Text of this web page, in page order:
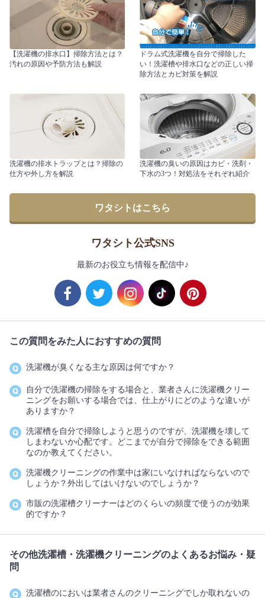
【洗濯機の排水口】掃除方法とは？
汚れの原因や予防方法も解説
ドラム式洗濯機を自分で掃除した
い！洗濯槽や排水口などの正しい掃
除方法とカビ対策を解説
洗濯機の排水トラップとは？掃除の
仕方や外し方を解説
洗濯機の臭いの原因はカビ・洗剤・
下水の3つ！対処法をそれぞれ紹介
ワタシトはこちら
ワタシト公式SNS
最新のお役立ち情報を配信中♪
この質問をみた人におすすめの質問
洗濯機が臭くなる主な原因は何ですか？
自分で洗濯機の掃除をする場合と、業者さんに洗濯機クリー
ニングをお願いする場合では、仕上がりにどのような違いが
ありますか？
洗濯槽を自分で掃除しようと思うのですが、洗濯機を壊して
しまわないか心配です。どこまでが自分で掃除をできる範囲
なのか教えてください。
洗濯機クリーニングの作業中は家にいなければならないので
しょうか？外出してはいけないのでしょうか？
市販の洗濯槽クリーナーはどのくらいの頻度で使うのが効果
的ですか？
その他洗濯槽・洗濯機クリーニングのよくあるお悩み・疑
問
洗濯槽のにおいは業者さんのクリーニングでしか取れないの